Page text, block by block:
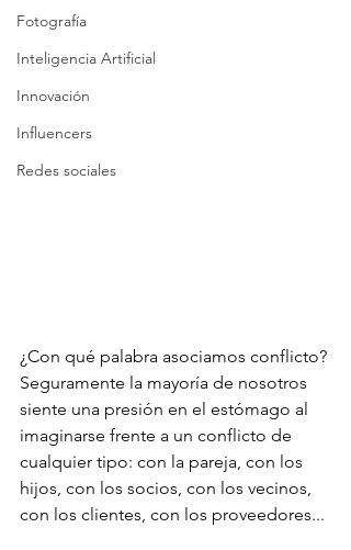
Fotografía
Inteligencia Artificial
Innovación
Influencers
Redes sociales
¿Con qué palabra asociamos conflicto?
Seguramente la mayoría de nosotros
siente una presión en el estómago al
imaginarse frente a un conflicto de
cualquier tipo: con la pareja, con los
hijos, con los socios, con los vecinos,
con los clientes, con los proveedores...